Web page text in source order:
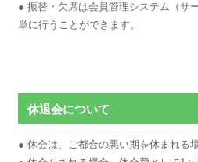
● 振替・欠席は会員管理システム（サ
単に行うことができます。
休退会について
● 休会は、ご都合の悪い期を休まれる